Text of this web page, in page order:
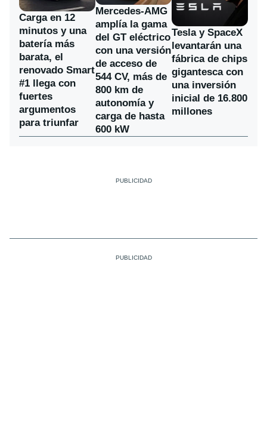
Carga en 12
minutos y una
batería más
barata, el
renovado Smart
#1 llega con
fuertes
argumentos
para triunfar
Mercedes-AMG
amplía la gama
del GT eléctrico
con una versión
de acceso de
544 CV, más de
800 km de
autonomía y
carga de hasta
600 kW
Tesla y SpaceX
levantarán una
fábrica de chips
gigantesca con
una inversión
inicial de 16.800
millones